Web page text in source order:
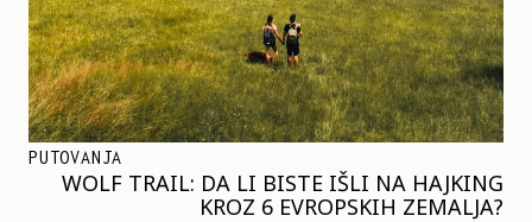
PUTOVANJA
WOLF TRAIL: DA LI BISTE IŠLI NA HAJKING
KROZ 6 EVROPSKIH ZEMALJA?